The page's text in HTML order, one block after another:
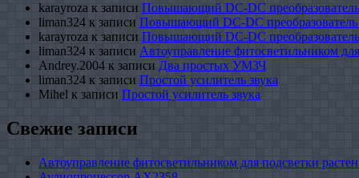
karayroza к записи Повышающий DC-DC
liman324 к записи Повышающий DC-DC
karayroza к записи Повышающий DC-DC
liman324 к записи Автоуправление фитосветильником
Andrey.2004 к записи Два простых УМЗЧ
liman324 к записи Простой усилитель звука
Mihel к записи Простой усилитель звука
Свежие записи
Автоуправление фитосветильником для подсветки